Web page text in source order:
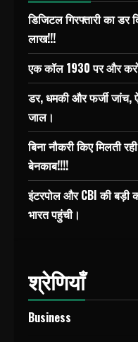
डिजिटल गिरफ्तारी का डर
लाख!!!
एक कॉल 1930 पर और
डर, धमकी और फर्जी जांच,
जाल।
बिना नौकरी किए मिलती
बेनकाब!!!!
इंटरपोल और CBI की बड़ी
भारत पहुंची।
श्रेणियाँ
Business